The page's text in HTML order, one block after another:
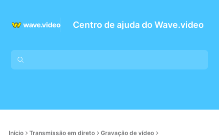
Centro de ajuda do Wave.video
Início Transmissão em direto Gravação de vídeo